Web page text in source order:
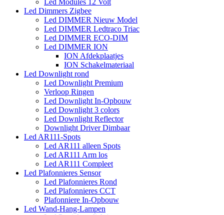
Led Modules 12 Volt
Led Dimmers Zigbee
Led DIMMER Nieuw Model
Led DIMMER Ledtraco Triac
Led DIMMER ECO-DIM
Led DIMMER ION
ION Afdekplaatjes
ION Schakelmateriaal
Led Downlight rond
Led Downlight Premium
Verloop Ringen
Led Downlight In-Opbouw
Led Downlight 3 colors
Led Downlight Reflector
Downlight Driver Dimbaar
Led AR111-Spots
Led AR111 alleen Spots
Led AR111 Arm los
Led AR111 Compleet
Led Plafonnieres Sensor
Led Plafonnieres Rond
Led Plafonnieres CCT
Plafonniere In-Opbouw
Led Wand-Hang-Lampen